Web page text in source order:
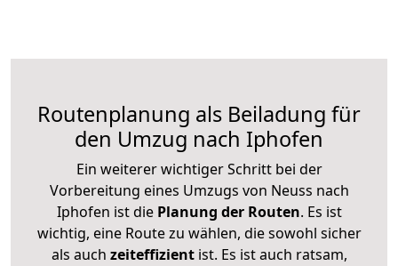
Routenplanung als Beiladung für
den Umzug nach Iphofen
Ein weiterer wichtiger Schritt bei der
Vorbereitung eines Umzugs von Neuss nach
Iphofen ist diePlanung der Routen. Es ist
wichtig, eine Route zu wählen, die sowohl sicher
als auch zeiteffizientist. Es ist auch ratsam,